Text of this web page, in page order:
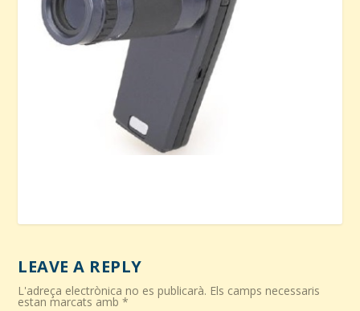
LEAVE A REPLY
L'adreça electrònica no es publicarà. Els camps necessaris
estan marcats amb*